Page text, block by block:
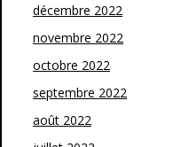
décembre 2022
novembre 2022
octobre 2022
septembre 2022
août 2022